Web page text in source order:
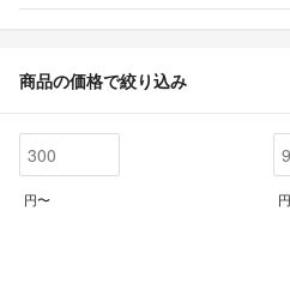
商品の価格で絞り込み
円〜 円